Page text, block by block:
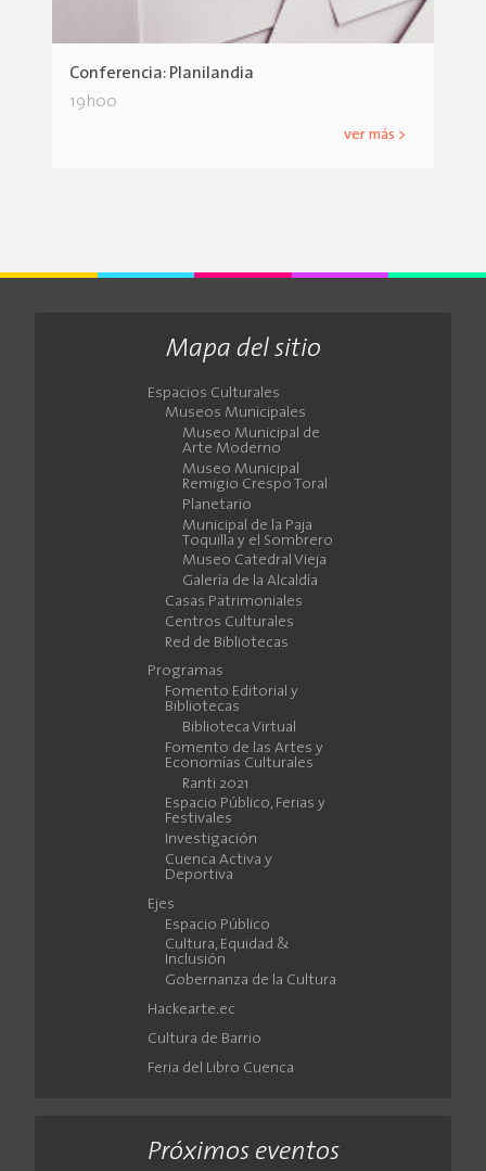
Conferencia: Planilandia
19h00
ver más >
Mapa del sitio
Espacios Culturales
Museos Municipales
Museo Municipal de
Arte Moderno
Museo Municipal
Remigio Crespo Toral
Planetario
Municipal de la Paja
Toquilla y el Sombrero
Museo Catedral Vieja
Galería de la Alcaldía
Casas Patrimoniales
Centros Culturales
Red de Bibliotecas
Programas
Fomento Editorial y
Bibliotecas
Biblioteca Virtual
Fomento de las Artes y
Economías Culturales
Ranti 2021
Espacio Público, Ferias y
Festivales
Investigación
Cuenca Activa y
Deportiva
Ejes
Espacio Público
Cultura, Equidad &
Inclusión
Gobernanza de la Cultura
Hackearte.ec
Cultura de Barrio
Feria del Libro Cuenca
Próximos eventos